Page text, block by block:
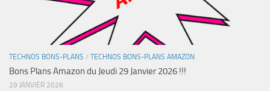
TECHNOS BONS-PLANS / TECHNOS BONS-PLANS AMAZON
Bons Plans Amazon du Jeudi 29 Janvier 2026 !!!
29 JANVIER 2026